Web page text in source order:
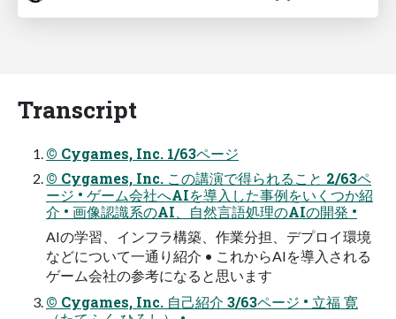
Transcript
© Cygames, Inc. 1/63ページ
© Cygames, Inc. この講演で得られること 2/63ペ
ージ • ゲーム会社へAIを導入した事例をいくつか紹
介 • 画像認識系のAI、自然言語処理のAIの開発 •
AIの学習、インフラ構築、作業分担、デプロイ環境
などについて一通り紹介 • これからAIを導入される
ゲーム会社の参考になると思います
© Cygames, Inc. 自己紹介 3/63ページ • 立福 寛